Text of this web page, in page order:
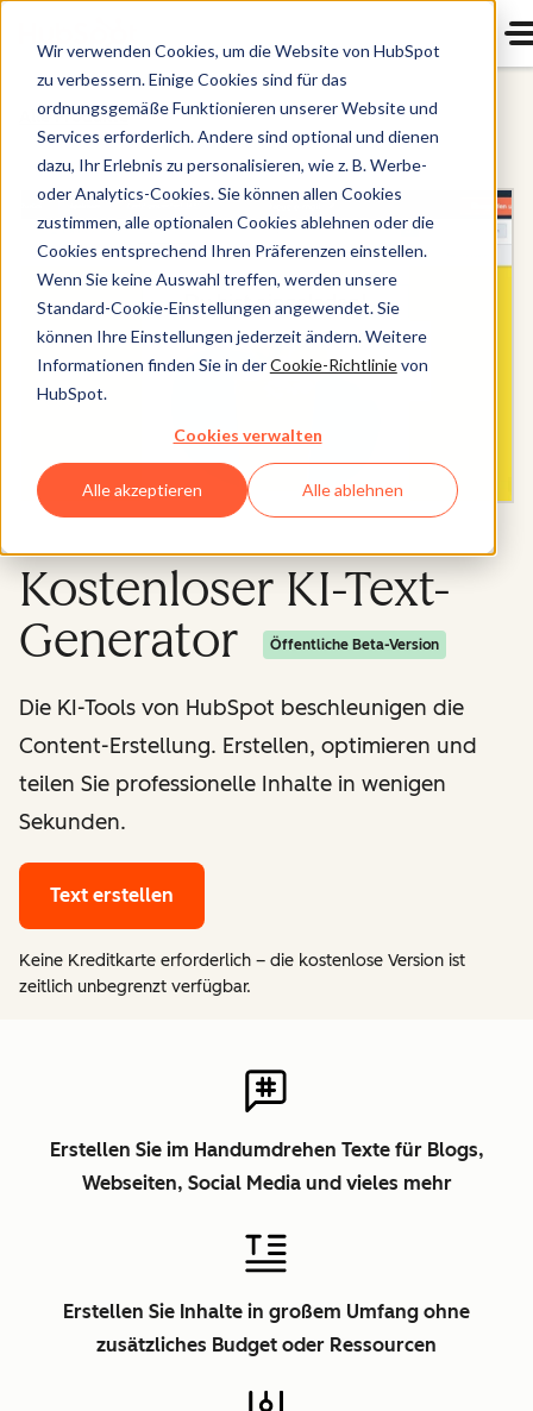
Wir verwenden Cookies, um die Website von HubSpot
zu verbessern. Einige Cookies sind für das
ordnungsgemäße Funktionieren unserer Website und
Services erforderlich. Andere sind optional und dienen
dazu, Ihr Erlebnis zu personalisieren, wie z. B. Werbe-
oder Analytics-Cookies. Sie können allen Cookies
zustimmen, alle optionalen Cookies ablehnen oder die
Cookies entsprechend Ihren Präferenzen einstellen.
Wenn Sie keine Auswahl treffen, werden unsere
Standard-Cookie-Einstellungen angewendet. Sie
können Ihre Einstellungen jederzeit ändern. Weitere
Informationen finden Sie in derCookie-Richtlinievon
HubSpot.
Cookies verwalten
Alle akzeptieren Alle ablehnen
Alle Produkte
Kostenloser KI-Text-
Generator
Öffentliche Beta-Version
Die KI-Tools von HubSpot beschleunigen die
Content-Erstellung. Erstellen, optimieren und
teilen Sie professionelle Inhalte in wenigen
Sekunden.
Text erstellen
Keine Kreditkarte erforderlich – die kostenlose Version ist
zeitlich unbegrenzt verfügbar.
Erstellen Sie im Handumdrehen Texte für Blogs,
Webseiten, Social Media und vieles mehr
Erstellen Sie Inhalte in großem Umfang ohne
zusätzliches Budget oder Ressourcen